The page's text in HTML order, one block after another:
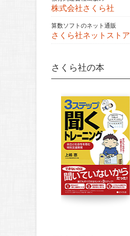
株式会社さくら社
算数ソフトのネット通販
さくら社ネットストア
さくら社の本